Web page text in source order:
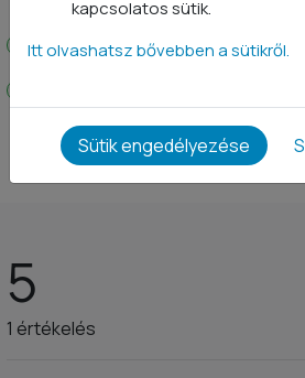
Praktikus, gyorsan
spektruma
5
1 értékelés
kapcsolatos sütik.
Itt olvashatsz bővebben a sütikről.
Sütik engedélyezése